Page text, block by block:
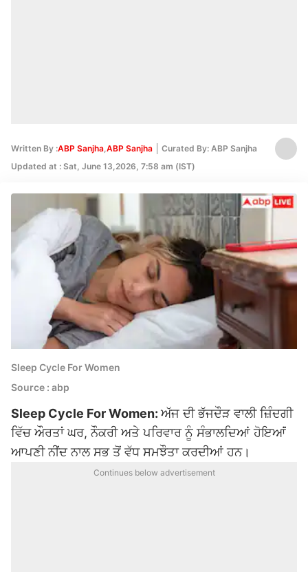
Written By :ABP Sanjha,ABP Sanjha Curated By: ABP Sanjha
Edited
Updated at : Sat, June 13,2026, 7:58 am (IST)
Sleep Cycle For Women
Source : abp
Sleep Cycle For Women: ਅੱਜ ਦੀ ਭੱਜਦੌੜ ਵਾਲੀ ਜ਼ਿੰਦਗੀ
ਵਿੱਚ ਔਰਤਾਂ ਘਰ, ਨੌਕਰੀ ਅਤੇ ਪਰਿਵਾਰ ਨੂੰ ਸੰਭਾਲਦਿਆਂ ਹੋਇਆਂਂ
ਆਪਣੀ ਨੀਂਦ ਨਾਲ ਸਭ ਤੋਂ ਵੱਧ ਸਮਝੌਤਾ ਕਰਦੀਆਂ ਹਨ।
Continues below advertisement